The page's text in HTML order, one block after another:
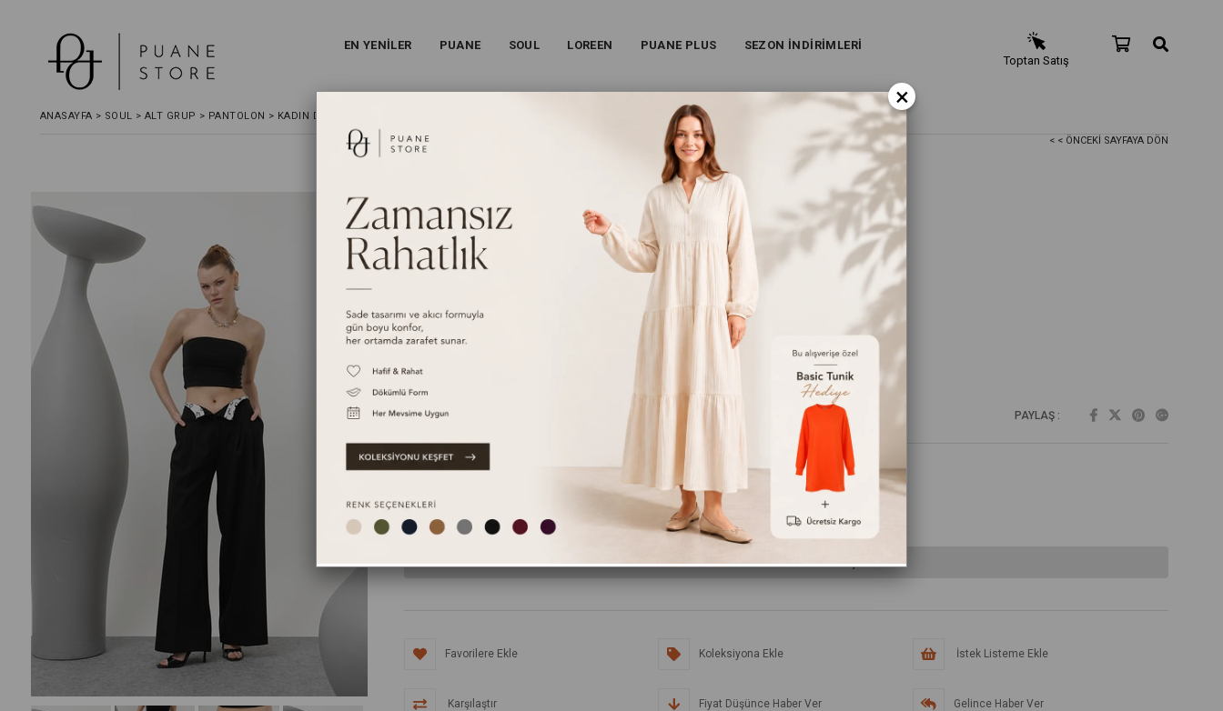
Toptan Satış
EN YENİLER PUANE SOUL LOREEN PUANE PLUS SEZON İNDİRİMLERİ
ANASAYFA > SOUL > ALT GRUP > PANTOLON > KADIN DESENLI ASTAR DETAYLI PANTOLON - 32186PNT - SIYAH
< < ÖNCEKI SAYFAYA DÖN
Kadın Desenli Astar Detaylı Pantolon - 32186PNT - Siyah
₺1.199,00
₺899,00
PAYLAŞ :
RENK
Siyah
Ürün stoklarımızda kalmamıştır.
Favorilere Ekle Koleksiyona Ekle İstek Listeme Ekle
Karşılaştır Fiyat Düşünce Haber Ver Gelince Haber Ver
×